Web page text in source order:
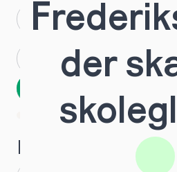
IB
Andet
Spring over
1 ud af 9 for at finde
Hvilken årgang?
der